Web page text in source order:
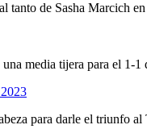
tanto de Sasha Marcich
media tijera para el 1-1
para darle el triunfo al